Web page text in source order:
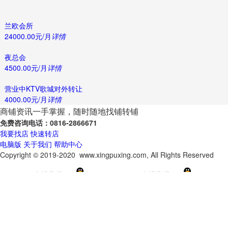
兰欧会所
24000.00元/月 详情
夜总会
4500.00元/月 详情
营业中KTV歌城对外转让
4000.00元/月 详情
商铺资讯一手掌握，随时随地找铺转铺
免费咨询电话：0816-2866671
我要找店 快速转店
电脑版 关于我们 帮助中心
Copyright © 2019-2020 www.xingpuxing.com, All Rights Reserved
在线客服1：
在线客服2：